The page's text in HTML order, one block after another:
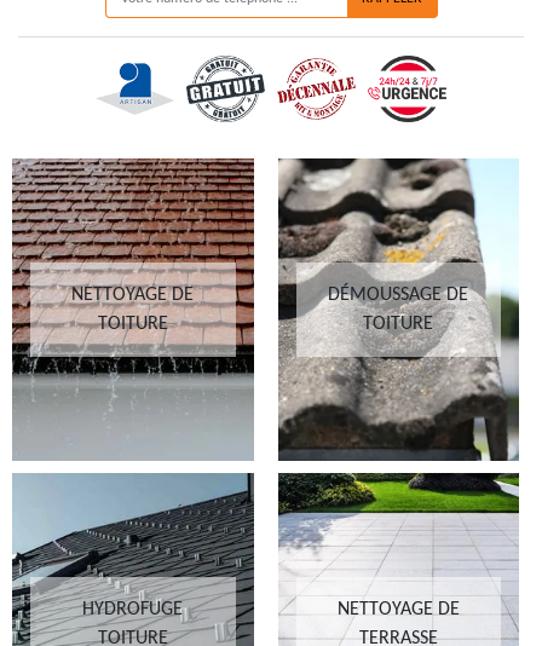
NETTOYAGE DE
TOITURE
DÉMOUSSAGE DE
TOITURE
HYDROFUGE
TOITURE
NETTOYAGE DE
TERRASSE